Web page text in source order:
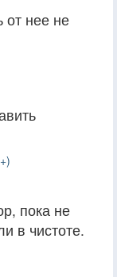
от нее не
пока не
в чистоте.